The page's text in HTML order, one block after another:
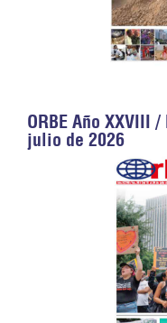
ORBE Año XXVIII
julio de 2026